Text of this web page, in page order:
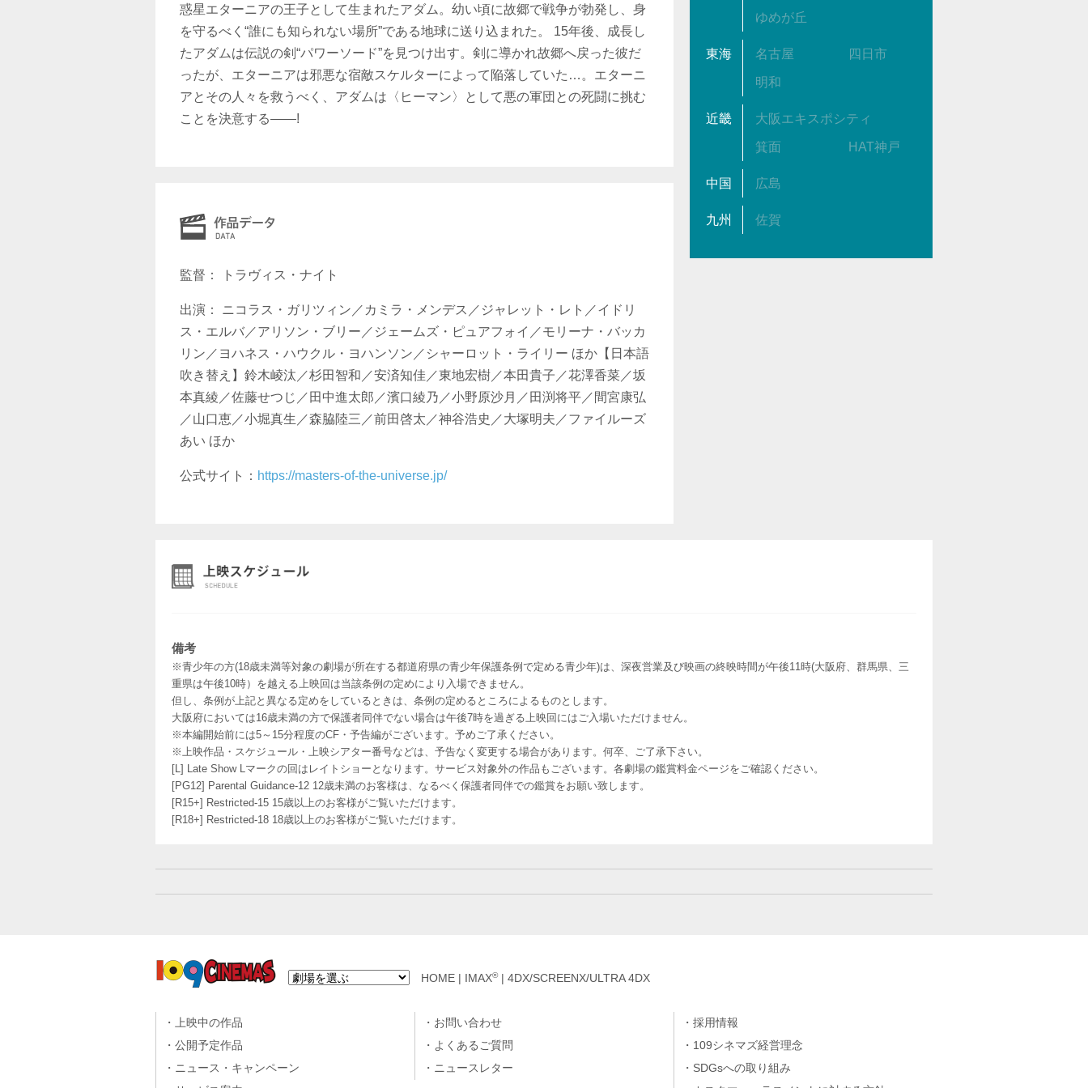
惑星エターニアの王子として生まれたアダム。幼い頃に故郷で戦争が勃発し、身
を守るべく“誰にも知られない場所”である地球に送り込まれた。 15年後、成長し
たアダムは伝説の剣“パワーソード”を見つけ出す。剣に導かれ故郷へ戻った彼だ
ったが、エターニアは邪悪な宿敵スケルターによって陥落していた…。エターニ
アとその人々を救うべく、アダムは〈ヒーマン〉として悪の軍団との死闘に挑む
ことを決意する――!
監督： トラヴィス・ナイト
出演： ニコラス・ガリツィン／カミラ・メンデス／ジャレット・レト／イドリ
ス・エルバ／アリソン・ブリー／ジェームズ・ピュアフォイ／モリーナ・バッカ
リン／ヨハネス・ハウクル・ヨハンソン／シャーロット・ライリー ほか【日本語
吹き替え】鈴木崚汰／杉⽥智和／安済知佳／東地宏樹／本⽥貴⼦／花澤⾹菜／坂
本真綾／佐藤せつじ／⽥中進太郎／濱⼝綾乃／⼩野原沙⽉／⽥渕将平／間宮康弘
／⼭⼝恵／⼩堀真⽣／森脇陸三／前⽥啓太／神⾕浩史／⼤塚明夫／ファイルーズ
あい ほか
公式サイト： https://masters-of-the-universe.jp/
ゆめが丘
東海 名古屋 四日市
明和
近畿 大阪エキスポシティ
箕面 HAT神戸
中国 広島
九州 佐賀
備考
※青少年の方(18歳未満等対象の劇場が所在する都道府県の青少年保護条例で定める青少年)は、深夜営業及び映画の終映時間が午後11時(大阪府、群馬県、三
重県は午後10時）を越える上映回は当該条例の定めにより入場できません。
但し、条例が上記と異なる定めをしているときは、条例の定めるところによるものとします。
大阪府においては16歳未満の方で保護者同伴でない場合は午後7時を過ぎる上映回にはご入場いただけません。
※本編開始前には5～15分程度のCF・予告編がございます。予めご了承ください。
※上映作品・スケジュール・上映シアター番号などは、予告なく変更する場合があります。何卒、ご了承下さい。
[L] Late Show Lマークの回はレイトショーとなります。サービス対象外の作品もございます。各劇場の鑑賞料金ページをご確認ください。
[PG12] Parental Guidance-12 12歳未満のお客様は、なるべく保護者同伴での鑑賞をお願い致します。
[R15+] Restricted-15 15歳以上のお客様がご覧いただけます。
[R18+] Restricted-18 18歳以上のお客様がご覧いただけます。
HOME IMAX®| 4DX/SCREENX/ULTRA 4DX
上映中の作品
公開予定作品
ニュース・キャンペーン
お問い合わせ
よくあるご質問
ニュースレター
採用情報
109シネマズ経営理念
SDGsへの取り組み